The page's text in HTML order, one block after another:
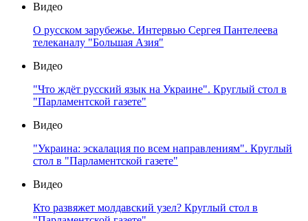
Видео
О русском зарубежье. Интервью Сергея Пантелеева
телеканалу "Большая Азия"
Видео
"Что ждёт русский язык на Украине". Круглый стол в
"Парламентской газете"
Видео
"Украина: эскалация по всем направлениям". Круглый
стол в "Парламентской газете"
Видео
Кто развяжет молдавский узел? Круглый стол в